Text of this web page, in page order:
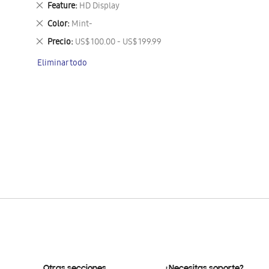
Feature HD Display
Eliminar
este
artículo
Color Mint-
Eliminar
este
artículo
Precio US$ 100.00 - US$ 199.99
Eliminar
artículo
Eliminar todo